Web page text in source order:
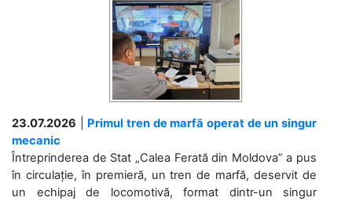
23.07.2026
Primul tren de marfă operat de un singur
mecanic
Întreprinderea de Stat „Calea Ferată din Moldova” a pus
în circulație, în premieră, un tren de marfă, deservit de
un echipaj de locomotivă, format dintr-un singur